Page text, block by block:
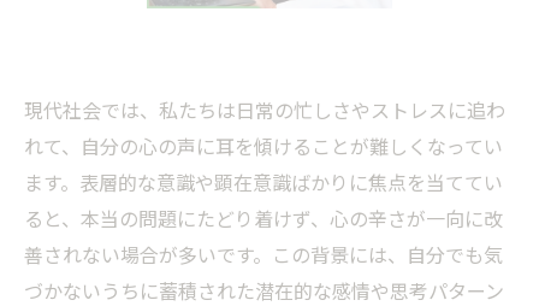
現代社会では、私たちは日常の忙しさやストレスに追わ
れて、自分の心の声に耳を傾けることが難しくなってい
ます。表層的な意識や顕在意識ばかりに焦点を当ててい
ると、本当の問題にたどり着けず、心の辛さが一向に改
善されない場合が多いです。この背景には、自分でも気
づかないうちに蓄積された潜在的な感情や思考パターン